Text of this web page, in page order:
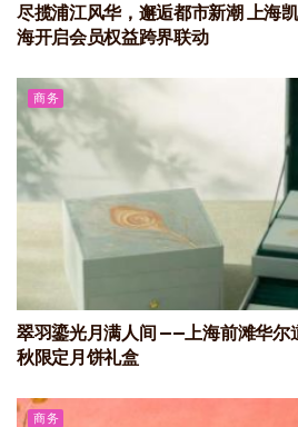
尽揽浦江风华，邂逅都市新潮 上海
海开启会员权益跨界联动
商务
翠羽鎏光月满人间 ——上海前滩华
秋限定月饼礼盒
商务